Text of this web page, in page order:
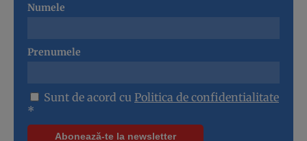
Numele
Prenumele
Sunt de acord cu Politica de confidentialitate
*